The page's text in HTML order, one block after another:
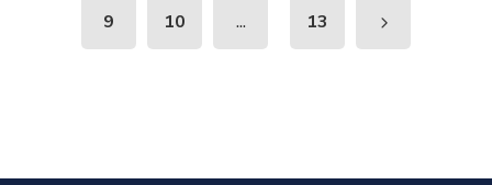
9 10 ... 13